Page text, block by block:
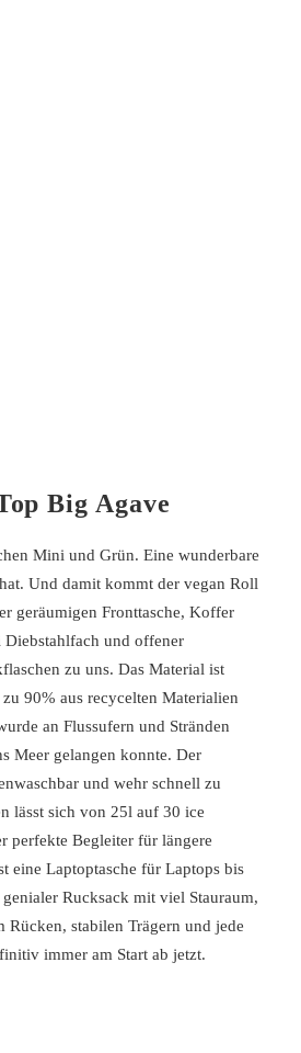
Big Agave
Mini und Grün. Eine wunderbare
Und damit kommt der vegan Roll
geräumigen Fronttasche, Koffer
und offener
zu uns. Das Material ist
90% aus recycelten Materialien
an Flussufern und Stränden
Meer gelangen konnte. Der
und wehr schnell zu
lässt sich von 25l auf 30 ice
perfekte Begleiter für längere
eine Laptoptasche für Laptops bis
Rucksack mit viel Stauraum,
Rücken, stabilen Trägern und jede
immer am Start ab jetzt.